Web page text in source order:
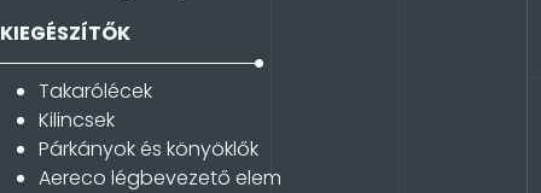
KIEGÉSZÍTŐK
Takarólécek
Kilincsek
Párkányok és könyöklők
Aereco légbevezető elem